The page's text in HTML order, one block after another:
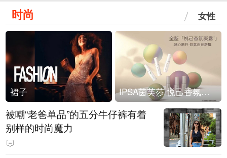
时尚 女性
裙子 IPSA茵芙莎 悦己香氛凝露上市
被嘲“老爸单品”的五分牛仔裤有着
别样的时尚魔力